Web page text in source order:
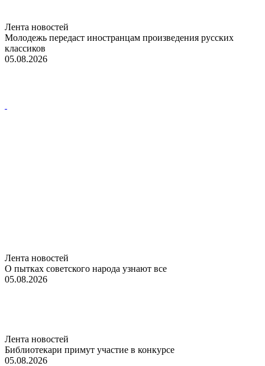
Лента новостей
Молодежь передаст иностранцам произведения русских
классиков
05.08.2026
Лента новостей
О пытках советского народа узнают все
05.08.2026
Лента новостей
Библиотекари примут участие в конкурсе
05.08.2026